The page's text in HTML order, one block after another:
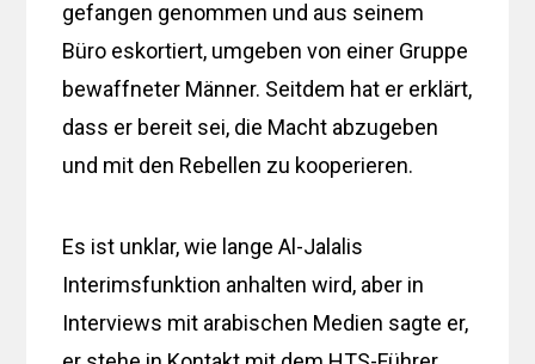
gefangen genommen und aus seinem
Büro eskortiert, umgeben von einer Gruppe
bewaffneter Männer. Seitdem hat er erklärt,
dass er bereit sei, die Macht abzugeben
und mit den Rebellen zu kooperieren.
Es ist unklar, wie lange Al-Jalalis
Interimsfunktion anhalten wird, aber in
Interviews mit arabischen Medien sagte er,